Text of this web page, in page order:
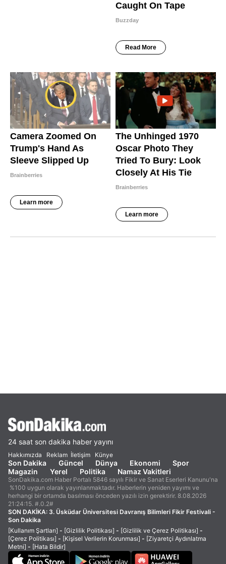
24 saat son dakika haber yayını
Hakkımızda Reklam İletişim Künye
Son Dakika Güncel Dünya Ekonomi
Spor
Magazin
Yerel Politika Namaz Vakitleri
SonDakika.com Haber Portalı 5846 sayılı Fikir ve Sanat Eserleri Kanunu'na
%100 uygun olarak yayınlanmaktadır. Haberlerin yeniden yayımı ve
herhangi bir ortamda basılması önceden yazılı izin gerektirir. 8.08.2026
21:24:15. #.0.2#
SON DAKİKA: 3. Üsküdar Üniversitesi Davranış Bilimleri Fikir Festivali -
Son Dakika
[Kullanım Şartları] - [Gizlilik Politikası] - [Gizlilik ve Çerez Politikası] -
[Çerez Politikası] - [Kişisel Verilerin Korunması] - [Ziyaretçi Aydınlatma
Metni] - [Hata Bildir]